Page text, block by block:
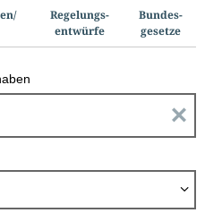
Regelungs­
entwürfe
Bundes­
gesetze
n